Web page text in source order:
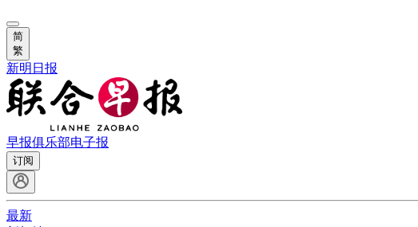
简
繁
新明日报
早报俱乐部电子报
订阅
最新